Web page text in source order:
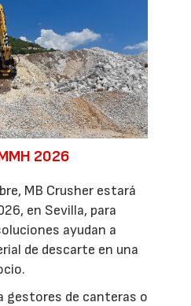
2026
MB Crusher estará
en Sevilla, para
ayudan a
de descarte en una
gestores de canteras o